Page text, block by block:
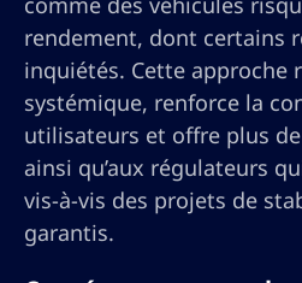
rendement, dont certains
inquiétés. Cette approche
systémique, renforce la
utilisateurs et offre plus
ainsi qu’aux régulateurs
vis-à-vis des projets de
garantis.